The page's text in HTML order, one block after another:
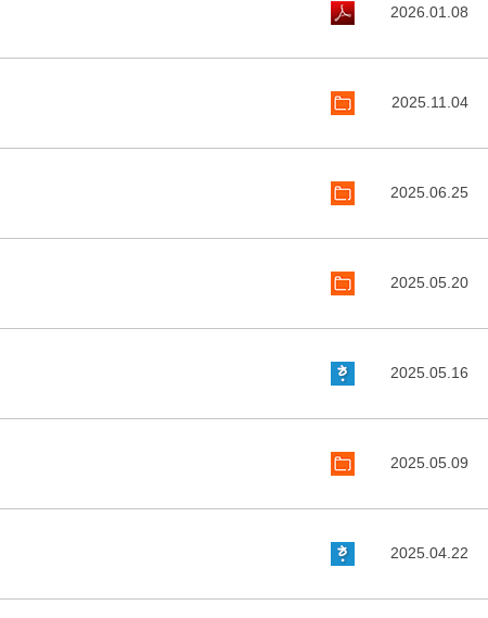
2026.01.08
2025.11.04
2025.06.25
2025.05.20
2025.05.16
2025.05.09
2025.04.22